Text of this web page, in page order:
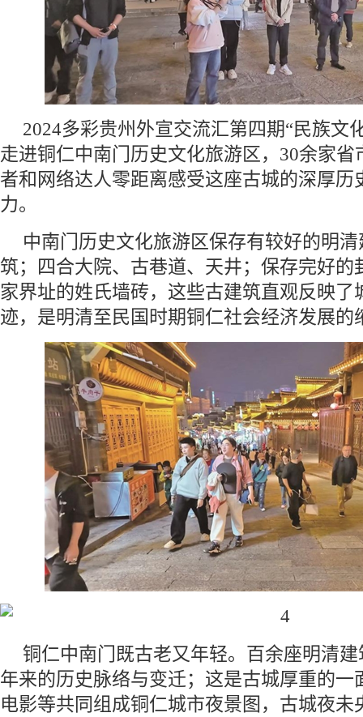
2024多彩贵州外宣交流汇第四期“民族文
走进铜仁中南门历史文化旅游区，30余家
者和网络达人零距离感受这座古城的深厚历
力。
中南门历史文化旅游区保存有较好的明
筑；四合大院、古巷道、天井；保存完好的
家界址的姓氏墙砖，这些古建筑直观反映了
迹，是明清至民国时期铜仁社会经济发展的
铜仁中南门既古老又年轻。百余座明清
年来的历史脉络与变迁；这是古城厚重的一
电影等共同组成铜仁城市夜景图，古城夜未